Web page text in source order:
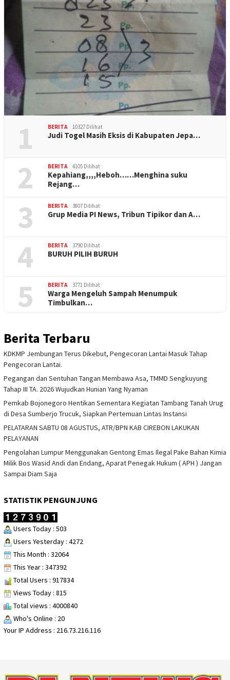
1 BERITA 10327 Dilihat
Judi Togel Masih Eksis di Kabupaten Jepa…
2 BERITA 4105 Dilihat
Kepahiang,,,,Heboh……Menghina suku
Rejang…
3 BERITA 3807 Dilihat
Grup Media PI News, Tribun Tipikor dan A…
4 BERITA 3790 Dilihat
BURUH PILIH BURUH
5 BERITA 3771 Dilihat
Warga Mengeluh Sampah Menumpuk
Timbulkan…
Berita Terbaru
KDKMP Jembungan Terus Dikebut, Pengecoran Lantai Masuk Tahap
Pengecoran Lantai.
Pegangan dan Sentuhan Tangan Membawa Asa, TMMD Sengkuyung
Tahap III TA. 2026 Wujudkan Hunian Yang Nyaman
Pemkab Bojonegoro Hentikan Sementara Kegiatan Tambang Tanah Urug
di Desa Sumberjo Trucuk, Siapkan Pertemuan Lintas Instansi
PELATARAN SABTU 08 AGUSTUS, ATR/BPN KAB CIREBON LAKUKAN
PELAYANAN
Pengolahan Lumpur Menggunakan Gentong Emas Ilegal Pake Bahan Kimia
Milik Bos Wasid Andi dan Endang, Aparat Penegak Hukum ( APH ) Jangan
Sampai Diam Saja
STATISTIK PENGUNJUNG
Users Today : 503
Users Yesterday : 4272
This Month : 32064
This Year : 347392
Total Users : 917834
Views Today : 815
Total views : 4000840
Who's Online : 20
Your IP Address : 216.73.216.116